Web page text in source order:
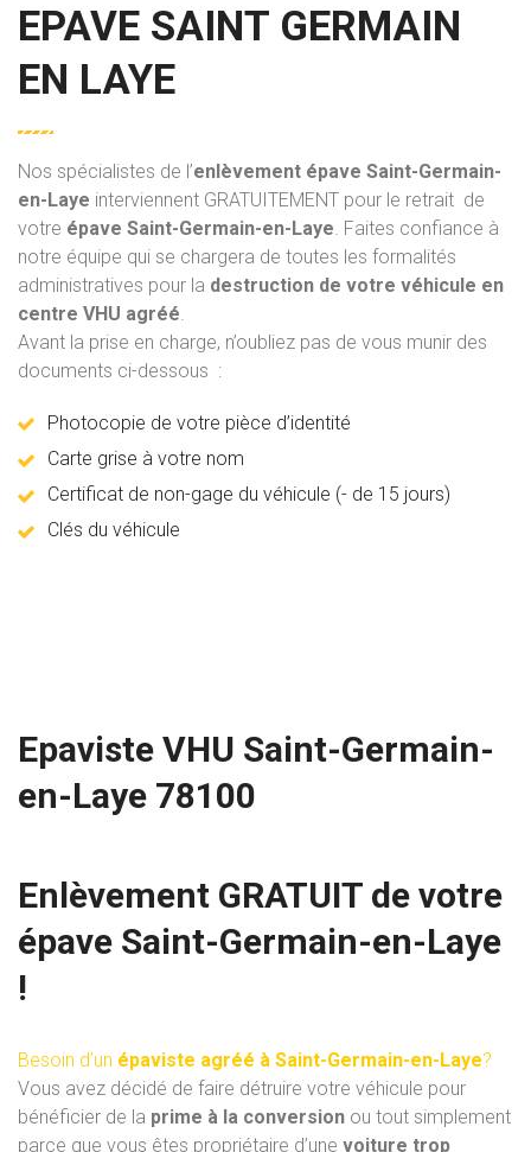
EPAVE SAINT GERMAIN
EN LAYE
Nos spécialistes de l’enlèvement épave Saint-Germain-
en-Laye interviennent GRATUITEMENT pour le retrait de
votre épave Saint-Germain-en-Laye. Faites confiance à
notre équipe qui se chargera de toutes les formalités
administratives pour la destruction de votre véhicule en
centre VHU agréé.
Avant la prise en charge, n’oubliez pas de vous munir des
documents ci-dessous :
Photocopie de votre pièce d’identité
Carte grise à votre nom
Certificat de non-gage du véhicule (- de 15 jours)
Clés du véhicule
Epaviste VHU Saint-Germain-
en-Laye 78100
Enlèvement GRATUIT de votre
épave Saint-Germain-en-Laye
!
Besoin d’un épaviste agréé à Saint-Germain-en-Laye?
Vous avez décidé de faire détruire votre véhicule pour
bénéficier de la prime à la conversion ou tout simplement
parce que vous êtes propriétaire d’une voiture trop